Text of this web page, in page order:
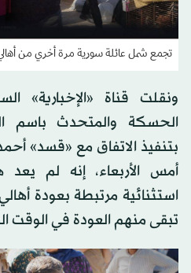
تجمع شمل عائلة سورية مرة أخري من أهالي
ونقلت قناة «الإخبارية»
الحسكة والمتحدث باسم
بتنفيذ الاتفاق مع «قسد»
أمس الأربعاء، إنه لم
استثنائية مرتبطة بعودة
تبقى منهم العودة في الوقت